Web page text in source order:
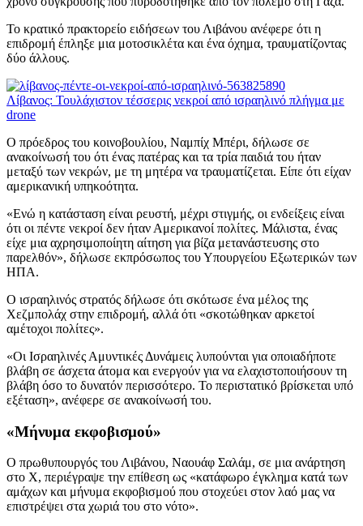
Το κρατικό πρακτορείο ειδήσεων του Λιβάνου ανέφερε ότι η
επιδρομή έπληξε μια μοτοσικλέτα και ένα όχημα, τραυματίζοντας
δύο άλλους.
Λίβανος: Τουλάχιστον τέσσερις νεκροί από ισραηλινό πλήγμα με
drone
Ο πρόεδρος του κοινοβουλίου, Ναμπίχ Μπέρι, δήλωσε σε
ανακοίνωσή του ότι ένας πατέρας και τα τρία παιδιά του ήταν
μεταξύ των νεκρών, με τη μητέρα να τραυματίζεται. Είπε ότι είχαν
αμερικανική υπηκοότητα.
«Ενώ η κατάσταση είναι ρευστή, μέχρι στιγμής, οι ενδείξεις είναι
ότι οι πέντε νεκροί δεν ήταν Αμερικανοί πολίτες. Μάλιστα, ένας
είχε μια αχρησιμοποίητη αίτηση για βίζα μετανάστευσης στο
παρελθόν», δήλωσε εκπρόσωπος του Υπουργείου Εξωτερικών των
ΗΠΑ.
Ο ισραηλινός στρατός δήλωσε ότι σκότωσε ένα μέλος της
Χεζμπολάχ στην επιδρομή, αλλά ότι «σκοτώθηκαν αρκετοί
αμέτοχοι πολίτες».
«Οι Ισραηλινές Αμυντικές Δυνάμεις λυπούνται για οποιαδήποτε
βλάβη σε άσχετα άτομα και ενεργούν για να ελαχιστοποιήσουν τη
βλάβη όσο το δυνατόν περισσότερο. Το περιστατικό βρίσκεται υπό
εξέταση», ανέφερε σε ανακοίνωσή του.
«Μήνυμα εκφοβισμού»
Ο πρωθυπουργός του Λιβάνου, Ναουάφ Σαλάμ, σε μια ανάρτηση
στο X, περιέγραψε την επίθεση ως «κατάφωρο έγκλημα κατά των
αμάχων και μήνυμα εκφοβισμού που στοχεύει στον λαό μας να
επιστρέψει στα χωριά του στο νότο».